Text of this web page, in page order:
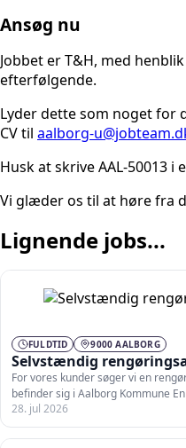
Ansøg nu
Jobbet er T&H, med
efterfølgende.
Lyder dette som noget for
CV til aalborg-
Husk at skrive AAL-50013 i
Vi glæder os til at høre fra
Lignende jobs...
FULDTID 9000 AALBORG
Selvstændig
For vores kunder søger vi en
befinder sig i Aalborg Kommune
kan…
28. jul 2026